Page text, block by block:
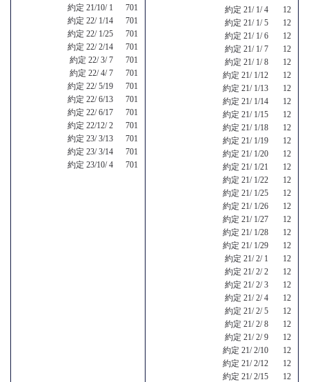
約定 21/10/ 1 701
約定 22/ 1/14 701
約定 22/ 1/25 701
約定 22/ 2/14 701
約定 22/ 3/ 7 701
約定 22/ 4/ 7 701
約定 22/ 5/19 701
約定 22/ 6/13 701
約定 22/ 6/17 701
約定 22/12/ 2 701
約定 23/ 3/13 701
約定 23/ 3/14 701
約定 23/10/ 4 701
約定 21/ 1/ 4 12
約定 21/ 1/ 5 12
約定 21/ 1/ 6 12
約定 21/ 1/ 7 12
約定 21/ 1/ 8 12
約定 21/ 1/12 12
約定 21/ 1/13 12
約定 21/ 1/14 12
約定 21/ 1/15 12
約定 21/ 1/18 12
約定 21/ 1/19 12
約定 21/ 1/20 12
約定 21/ 1/21 12
約定 21/ 1/22 12
約定 21/ 1/25 12
約定 21/ 1/26 12
約定 21/ 1/27 12
約定 21/ 1/28 12
約定 21/ 1/29 12
約定 21/ 2/ 1 12
約定 21/ 2/ 2 12
約定 21/ 2/ 3 12
約定 21/ 2/ 4 12
約定 21/ 2/ 5 12
約定 21/ 2/ 8 12
約定 21/ 2/ 9 12
約定 21/ 2/10 12
約定 21/ 2/12 12
約定 21/ 2/15 12